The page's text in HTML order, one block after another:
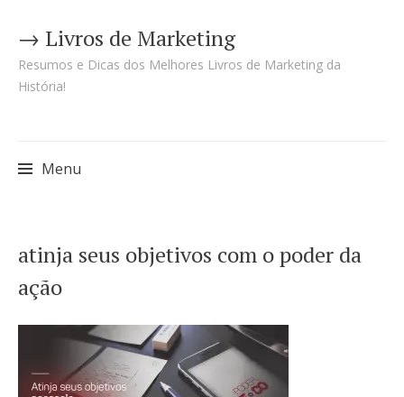
→ Livros de Marketing
Resumos e Dicas dos Melhores Livros de Marketing da
História!
Menu
para
o
conteúdo
atinja seus objetivos com o poder da
ação